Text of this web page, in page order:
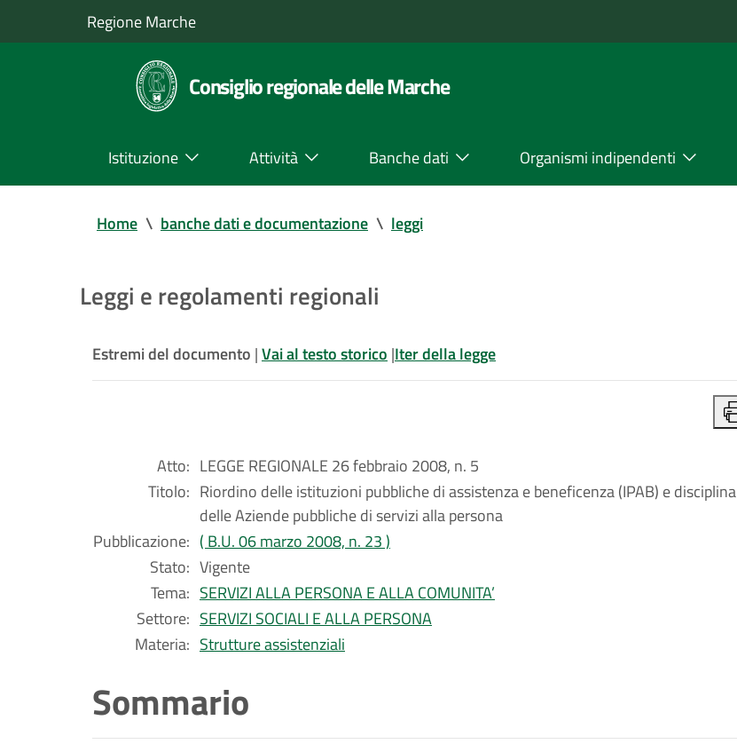
Regione Marche
Consiglio regionale delle Marche
Istituzione Attività Banche dati Organismi indipendenti
Home \ banche dati e documentazione \ leggi
Leggi e regolamenti regionali
Estremi del documento |Vai al testo storico |Iter della legge
Atto: LEGGE REGIONALE 26 febbraio 2008, n. 5
Titolo: Riordino delle istituzioni pubbliche di assistenza e beneficenza (IPAB) e disciplina
delle Aziende pubbliche di servizi alla persona
Pubblicazione: ( B.U. 06 marzo 2008, n. 23 )
Stato: Vigente
Tema: SERVIZI ALLA PERSONA E ALLA COMUNITA’
Settore: SERVIZI SOCIALI E ALLA PERSONA
Materia: Strutture assistenziali
Sommario